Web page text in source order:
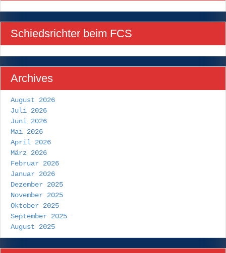
Schiedsrichter beim FCS
Archives
August 2026
Juli 2026
Juni 2026
Mai 2026
April 2026
März 2026
Februar 2026
Januar 2026
Dezember 2025
November 2025
Oktober 2025
September 2025
August 2025